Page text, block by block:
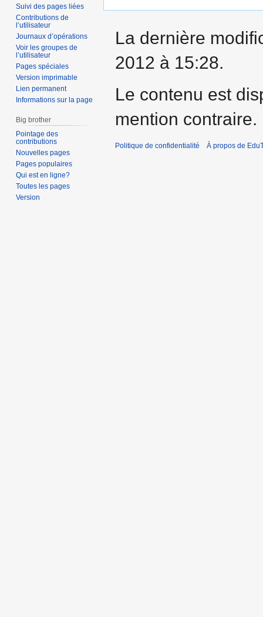
Suivi des pages liées
Contributions de
l’utilisateur
Journaux d’opérations
Voir les groupes de
l’utilisateur
Pages spéciales
Version imprimable
Lien permanent
Informations sur la page
Big brother
Pointage des
contributions
Nouvelles pages
Pages populaires
Qui est en ligne?
Toutes les pages
Version
La dernière
2012 à 15:28.
Le contenu est
mention contraire.
Politique de confidentialité À propos de